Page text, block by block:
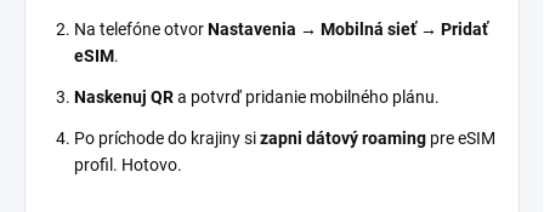
Na telefóne otvorNastavenia → Mobilná sieť → Pridať
eSIM.
Naskenuj QRa potvrď pridanie mobilného plánu.
Po príchode do krajiny sizapni dátový roaming pre eSIM
profil. Hotovo.